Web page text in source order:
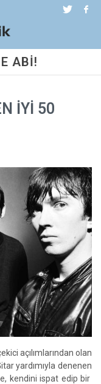
ABİ!
İYİ 50
açılımlarından olan
yardımıyla denenen
kendini ispat edip bir